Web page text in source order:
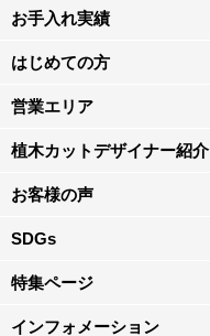
お手入れ実績
はじめての方
営業エリア
植木カットデザイナー紹介
お客様の声
SDGs
特集ページ
インフォメーション